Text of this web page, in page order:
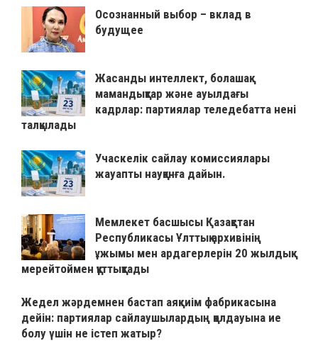
Осознанный выбор – вклад в
будущее
Жасанды интеллект, болашақ
мамандықтар және ауылдағы
кадрлар: партиялар теледебатта нені
талқылады
Учаскелік сайлау комиссиялары
жауапты науқанға дайын.
Мемлекет басшысы Қазақстан
Республикасы Ұлттық архивінің
ұжымы мен ардагерлерін 20 жылдық
мерейтоймен құттықтады
Жедел жәрдемнен бастап аяқкиім фабрикасына
дейін: партиялар сайлаушылардың қолдауына ие
болу үшін не істеп жатыр?